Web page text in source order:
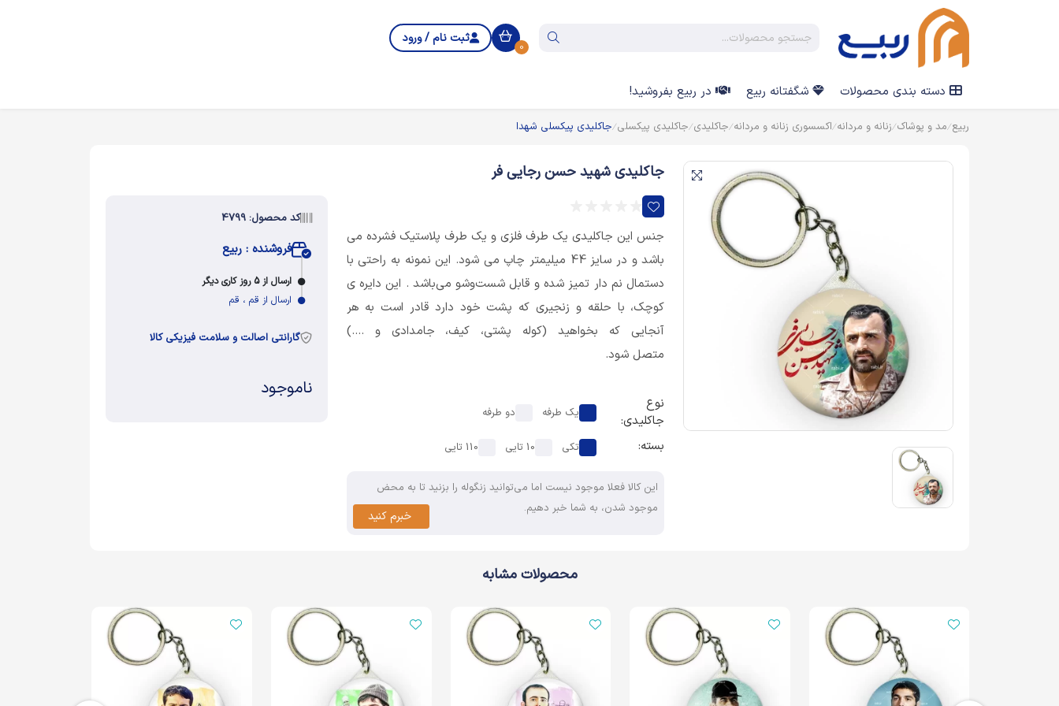
0
ثبت نام / ورود
دسته بندی محصولات شگفتانه ربیع در ربیع بفروشید!
ربیع مد و پوشاک زنانه و مردانه اکسسوری زنانه و مردانه جاکلیدی جاکلیدی پیکسلی جاکلیدی پیکسلی شهدا
جاکلیدی شهید حسن رجایی فر
جنس این جاکلیدی یک طرف فلزی و یک طرف پلاستیک فشرده می
باشد و در سایز 44 میلیمتر چاپ می شود. این نمونه به راحتی با
دستمال نم دار تمیز شده و قابل شست‌وشو می‌باشد . این دایره ی
کوچک، با حلقه و زنجیری که پشت خود دارد قادر است به هر
آنجایی که بخواهید (کوله پشتی، کیف، جامدادی و ....)
متصل شود.
نوع
جاکلیدی:
یک طرفه دو طرفه
بسته: تکی 10 تایی 110 تایی
این کالا فعلا موجود نیست اما می‌توانید زنگوله را بزنید تا به محض
موجود شدن، به شما خبر دهیم.
خبرم کنید
کد محصول: 4799
فروشنده : ربیع
ارسال از 5 روز کاری دیگر
ارسال از قم ، قم
گارانتی اصالت و سلامت فیزیکی کالا
ناموجود
محصولات مشابه